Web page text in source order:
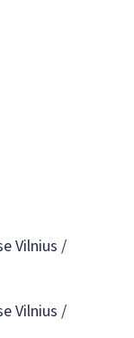
Vilnius /
Vilnius /